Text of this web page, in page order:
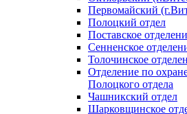
Первомайский
Полоцкий отдел
Поставское
Сенненское
Толочинское
Отделение по
Полоцкого отдела
Чашникский отдел
Шарковщинское